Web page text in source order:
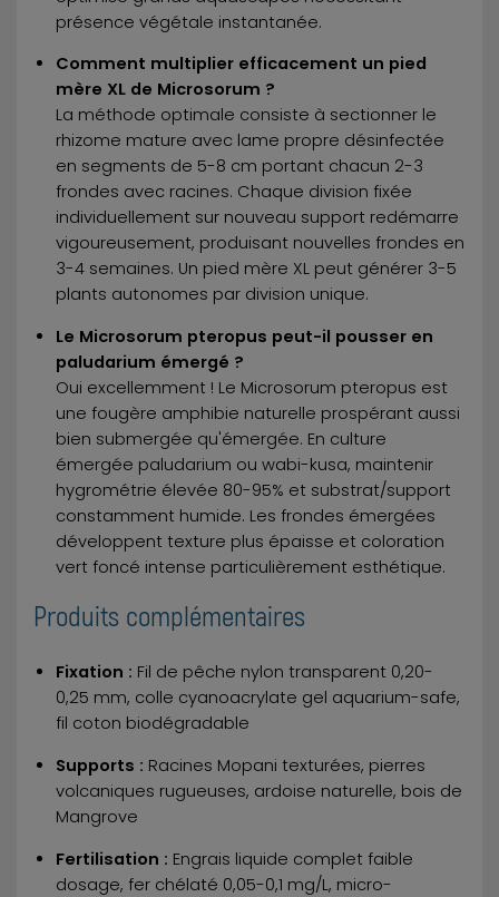
présence végétale instantanée.
Comment multiplier efficacement un pied
mère XL de Microsorum ?
La méthode optimale consiste à sectionner le
rhizome mature avec lame propre désinfectée
en segments de 5-8 cm portant chacun 2-3
frondes avec racines. Chaque division fixée
individuellement sur nouveau support redémarre
vigoureusement, produisant nouvelles frondes en
3-4 semaines. Un pied mère XL peut générer 3-5
plants autonomes par division unique.
Le Microsorum pteropus peut-il pousser en
paludarium émergé ?
Oui excellemment ! Le Microsorum pteropus est
une fougère amphibie naturelle prospérant aussi
bien submergée qu'émergée. En culture
émergée paludarium ou wabi-kusa, maintenir
hygrométrie élevée 80-95% et substrat/support
constamment humide. Les frondes émergées
développent texture plus épaisse et coloration
vert foncé intense particulièrement esthétique.
Produits complémentaires
Fixation : Fil de pêche nylon transparent 0,20-
0,25 mm, colle cyanoacrylate gel aquarium-safe,
fil coton biodégradable
Supports : Racines Mopani texturées, pierres
volcaniques rugueuses, ardoise naturelle, bois de
Mangrove
Fertilisation : Engrais liquide complet faible
dosage, fer chélaté 0,05-0,1 mg/L, micro-